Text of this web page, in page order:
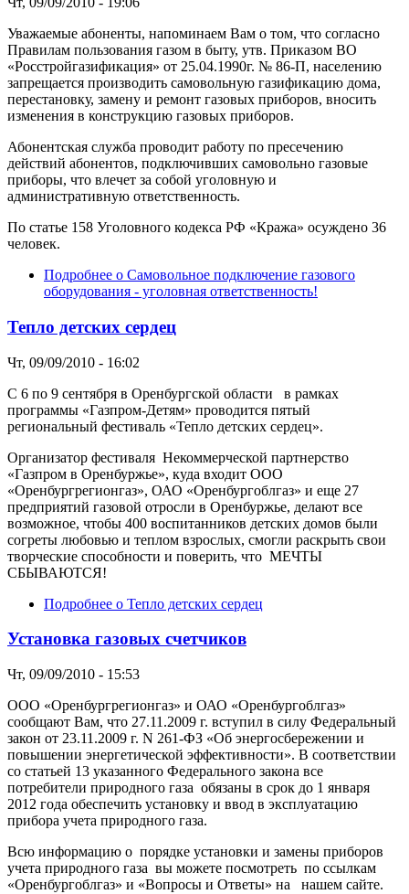
Уважаемые абоненты, напоминаем Вам о том, что согласно
Правилам пользования газом в быту, утв. Приказом ВО
«Росстройгазификация» от 25.04.1990г. № 86-П, населению
запрещается производить самовольную газификацию дома,
перестановку, замену и ремонт газовых приборов, вносить
изменения в конструкцию газовых приборов.
Абонентская служба проводит работу по пресечению
действий абонентов, подключивших самовольно газовые
приборы, что влечет за собой уголовную и
административную ответственность.
По статье 158 Уголовного кодекса РФ «Кража» осуждено 36
человек.
Подробнее о Самовольное подключение газового
оборудования - уголовная ответственность!
Тепло детских сердец
Чт, 09/09/2010 - 16:02
С 6 по 9 сентября в Оренбургской области в рамках
программы «Газпром-Детям» проводится пятый
региональный фестиваль «Тепло детских сердец».
Организатор фестиваля Некоммерческой партнерство
«Газпром в Оренбуржье», куда входит ООО
«Оренбургрегионгаз», ОАО «Оренбургоблгаз» и еще 27
предприятий газовой отросли в Оренбуржье, делают все
возможное, чтобы 400 воспитанников детских домов были
согреты любовью и теплом взрослых, смогли раскрыть свои
творческие способности и поверить, что МЕЧТЫ
СБЫВАЮТСЯ!
Подробнее о Тепло детских сердец
Установка газовых счетчиков
Чт, 09/09/2010 - 15:53
ООО «Оренбургрегионгаз» и ОАО «Оренбургоблгаз»
сообщают Вам, что 27.11.2009 г. вступил в силу Федеральный
закон от 23.11.2009 г. N 261-ФЗ «Об энергосбережении и
повышении энергетической эффективности». В соответствии
со статьей 13 указанного Федерального закона все
потребители природного газа обязаны в срок до 1 января
2012 года обеспечить установку и ввод в эксплуатацию
прибора учета природного газа.
Всю информацию о порядке установки и замены приборов
учета природного газа вы можете посмотреть по ссылкам
«Оренбургоблгаз» и «Вопросы и Ответы» на нашем сайте.